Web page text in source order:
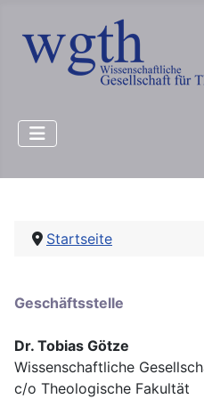
Startseite
Geschäftsstelle
Dr. Tobias Götze
Wissenschaftliche
c/o Theologische Fakultät